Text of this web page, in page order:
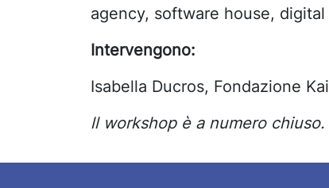
agency, software house,
Intervengono:
Isabella Ducros, Fondazione
ll workshop è a numero